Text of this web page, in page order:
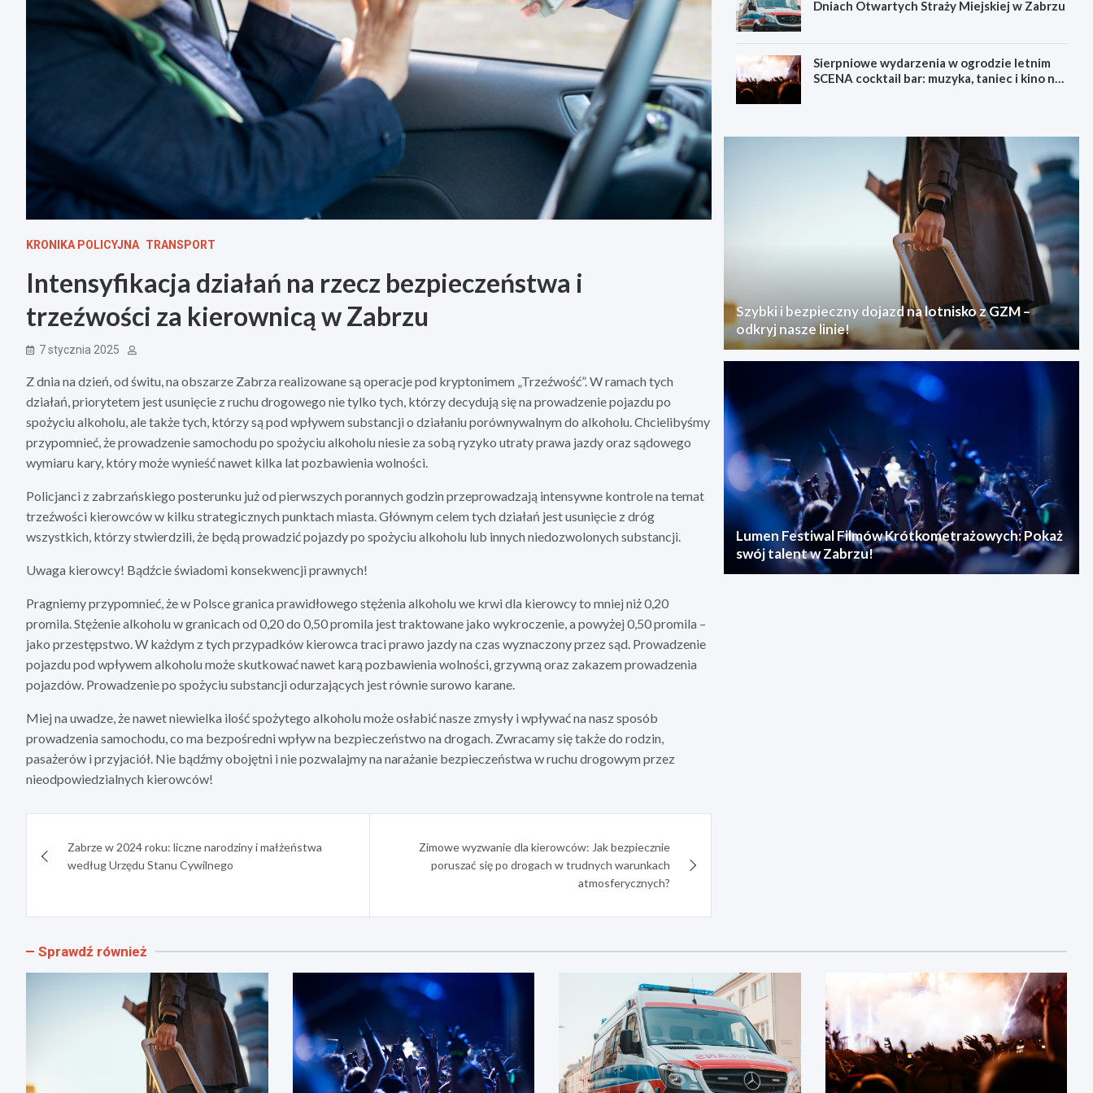
KRONIKA POLICYJNA TRANSPORT
Intensyfikacja działań na rzecz bezpieczeństwa i
trzeźwości za kierownicą w Zabrzu
7 stycznia 2025
Z dnia na dzień, od świtu, na obszarze Zabrza realizowane są operacje pod kryptonimem „Trzeźwość”. W ramach tych
działań, priorytetem jest usunięcie z ruchu drogowego nie tylko tych, którzy decydują się na prowadzenie pojazdu po
spożyciu alkoholu, ale także tych, którzy są pod wpływem substancji o działaniu porównywalnym do alkoholu. Chcielibyśmy
przypomnieć, że prowadzenie samochodu po spożyciu alkoholu niesie za sobą ryzyko utraty prawa jazdy oraz sądowego
wymiaru kary, który może wynieść nawet kilka lat pozbawienia wolności.
Policjanci z zabrzańskiego posterunku już od pierwszych porannych godzin przeprowadzają intensywne kontrole na temat
trzeźwości kierowców w kilku strategicznych punktach miasta. Głównym celem tych działań jest usunięcie z dróg
wszystkich, którzy stwierdzili, że będą prowadzić pojazdy po spożyciu alkoholu lub innych niedozwolonych substancji.
Uwaga kierowcy! Bądźcie świadomi konsekwencji prawnych!
Pragniemy przypomnieć, że w Polsce granica prawidłowego stężenia alkoholu we krwi dla kierowcy to mniej niż 0,20
promila. Stężenie alkoholu w granicach od 0,20 do 0,50 promila jest traktowane jako wykroczenie, a powyżej 0,50 promila –
jako przestępstwo. W każdym z tych przypadków kierowca traci prawo jazdy na czas wyznaczony przez sąd. Prowadzenie
pojazdu pod wpływem alkoholu może skutkować nawet karą pozbawienia wolności, grzywną oraz zakazem prowadzenia
pojazdów. Prowadzenie po spożyciu substancji odurzających jest równie surowo karane.
Miej na uwadze, że nawet niewielka ilość spożytego alkoholu może osłabić nasze zmysły i wpływać na nasz sposób
prowadzenia samochodu, co ma bezpośredni wpływ na bezpieczeństwo na drogach. Zwracamy się także do rodzin,
pasażerów i przyjaciół. Nie bądźmy obojętni i nie pozwalajmy na narażanie bezpieczeństwa w ruchu drogowym przez
nieodpowiedzialnych kierowców!
wpisuZabrze w 2024 roku: liczne narodziny i małżeństwa
według Urzędu Stanu Cywilnego
Zimowe wyzwanie dla kierowców: Jak bezpiecznie
poruszać się po drogach w trudnych warunkach
atmosferycznych?
Dniach Otwartych Straży Miejskiej w Zabrzu
Sierpniowe wydarzenia w ogrodzie letnim
SCENA cocktail bar: muzyka, taniec i kino na
Szybki i bezpieczny dojazd na lotnisko z GZM –
odkryj nasze linie!
Lumen Festiwal Filmów Krótkometrażowych: Pokaż
swój talent w Zabrzu!
Sprawdź również